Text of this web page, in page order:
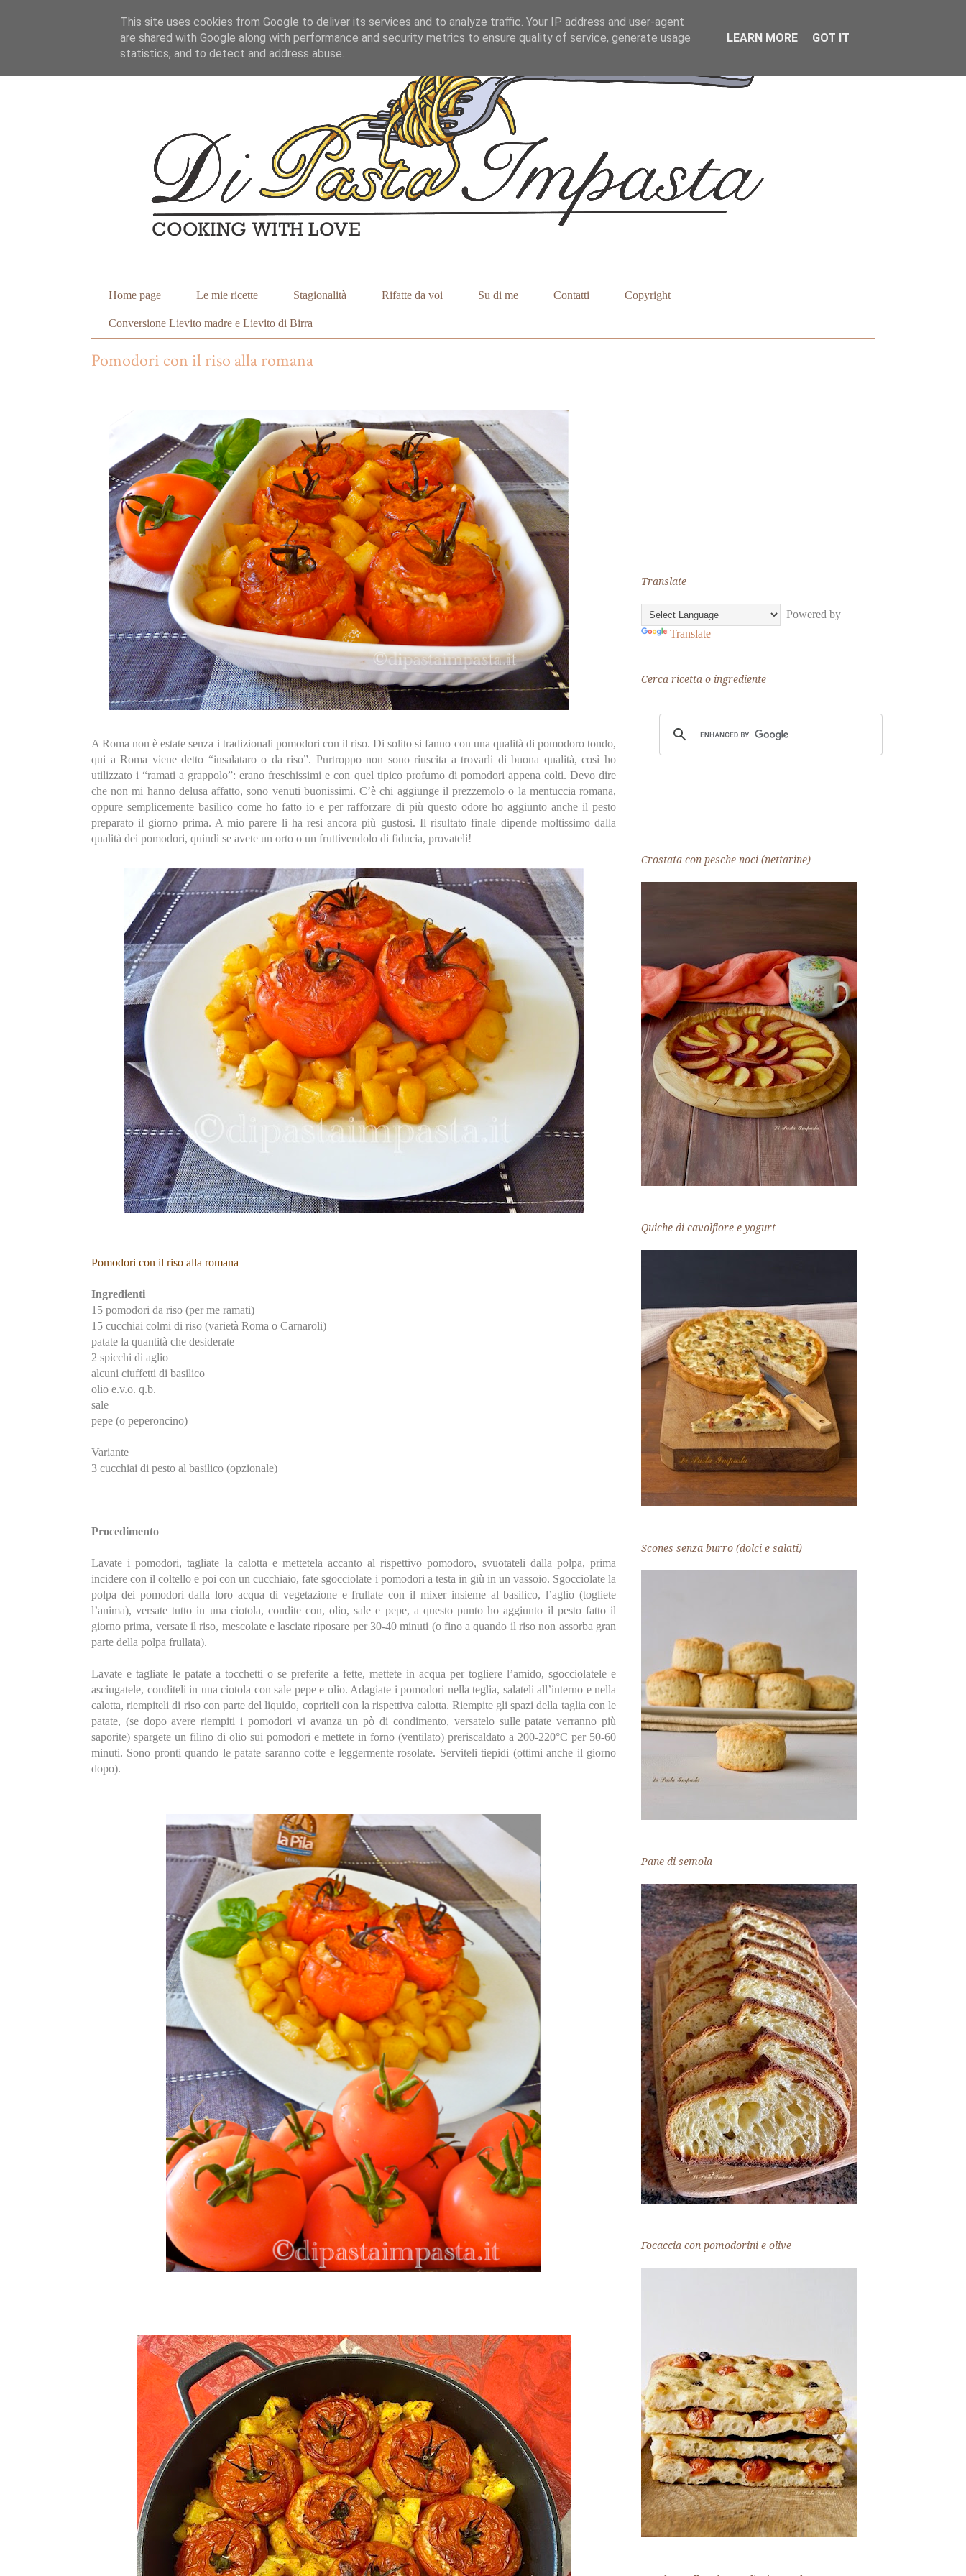
Home page Le mie ricette Stagionalità Rifatte da voi Su di me Contatti Copyright
Conversione Lievito madre e Lievito di Birra
Pomodori con il riso alla romana
A Roma non è estate senza i tradizionali pomodori con il riso. Di solito si fanno con una qualità di pomodoro tondo,
qui a Roma viene detto “insalataro o da riso”. Purtroppo non sono riuscita a trovarli di buona qualità, così ho
utilizzato i “ramati a grappolo”: erano freschissimi e con quel tipico profumo di pomodori appena colti. Devo dire
che non mi hanno delusa affatto, sono venuti buonissimi. C’è chi aggiunge il prezzemolo o la mentuccia romana,
oppure semplicemente basilico come ho fatto io e per rafforzare di più questo odore ho aggiunto anche il pesto
preparato il giorno prima. A mio parere li ha resi ancora più gustosi. Il risultato finale dipende moltissimo dalla
qualità dei pomodori, quindi se avete un orto o un fruttivendolo di fiducia, provateli!
Pomodori con il riso alla romana
Ingredienti
15 pomodori da riso (per me ramati)
15 cucchiai colmi di riso (varietà Roma o Carnaroli)
patate la quantità che desiderate
2 spicchi di aglio
alcuni ciuffetti di basilico
olio e.v.o. q.b.
sale
pepe (o peperoncino)
Variante
3 cucchiai di pesto al basilico (opzionale)
Procedimento
Lavate i pomodori, tagliate la calotta e mettetela accanto al rispettivo pomodoro, svuotateli dalla polpa, prima
incidere con il coltello e poi con un cucchiaio, fate sgocciolate i pomodori a testa in giù in un vassoio. Sgocciolate la
polpa dei pomodori dalla loro acqua di vegetazione e frullate con il mixer insieme al basilico, l’aglio (togliete
l’anima), versate tutto in una ciotola, condite con, olio, sale e pepe, a questo punto ho aggiunto il pesto fatto il
giorno prima, versate il riso, mescolate e lasciate riposare per 30-40 minuti (o fino a quando il riso non assorba gran
parte della polpa frullata).
Lavate e tagliate le patate a tocchetti o se preferite a fette, mettete in acqua per togliere l’amido, sgocciolatele e
asciugatele, conditeli in una ciotola con sale pepe e olio. Adagiate i pomodori nella teglia, salateli all’interno e nella
calotta, riempiteli di riso con parte del liquido, copriteli con la rispettiva calotta. Riempite gli spazi della taglia con le
patate, (se dopo avere riempiti i pomodori vi avanza un pò di condimento, versatelo sulle patate verranno più
saporite) spargete un filino di olio sui pomodori e mettete in forno (ventilato) preriscaldato a 200-220°C per 50-60
minuti. Sono pronti quando le patate saranno cotte e leggermente rosolate. Serviteli tiepidi (ottimi anche il giorno
dopo).
Translate
Powered by
Translate
Cerca ricetta o ingrediente
Crostata con pesche noci (nettarine)
Quiche di cavolfiore e yogurt
Scones senza burro (dolci e salati)
Pane di semola
Focaccia con pomodorini e olive
This site uses cookies from Google to deliver its services and to analyze traffic. Your IP address and user-agent
are shared with Google along with performance and security metrics to ensure quality of service, generate usage
statistics, and to detect and address abuse.
LEARN MORE GOT IT